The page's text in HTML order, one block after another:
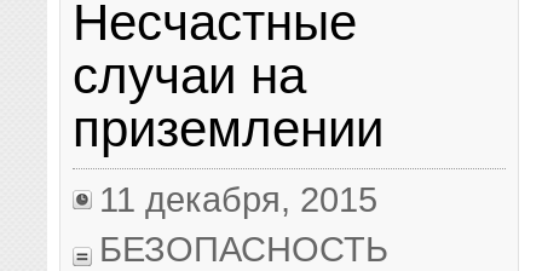
Несчастные
случаи на
приземлении
11 декабря, 2015
БЕЗОПАСНОСТЬ